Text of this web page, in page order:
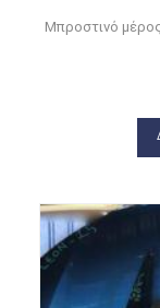
Μπροστινό